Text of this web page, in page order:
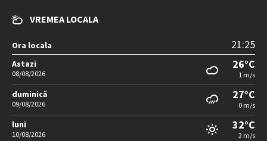
VREMEA LOCALA
Ora locala 21:25
Astazi
08/08/2026
26°C
1 m/s
duminică
09/08/2026
27°C
0 m/s
luni
10/08/2026
32°C
2 m/s